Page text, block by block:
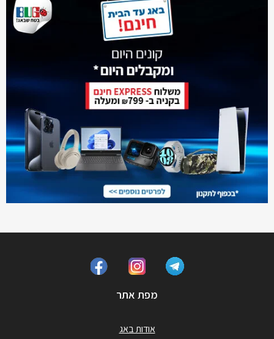
מפת אתר
אודות באג